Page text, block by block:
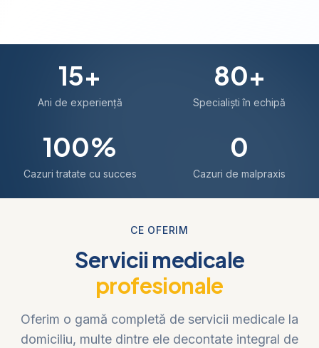
15+
Ani de experiență
80+
Specialiști în echipă
100%
Cazuri tratate cu succes
0
Cazuri de malpraxis
CE OFERIM
Servicii medicale
profesionale
Oferim o gamă completă de servicii medicale la
domiciliu, multe dintre ele decontate integral de